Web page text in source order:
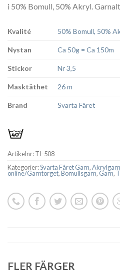
i 50% Bomull, 50% Akryl.
Kvalité 50% Bomull, 50%
Nystan Ca 50g = Ca 150m
Stickor Nr 3,5
Masktäthet 26 m
Brand Svarta Fåret
Artikelnr:TI-508
Kategorier:Svarta Fåret Garn,
online/Garntorget,Bomullsgarn, Garn,
FLER FÄRGER